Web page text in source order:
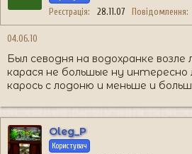
Реєстрація 28.11.07 Повідомлення
04.06.10
Был севодня на водохранке возле
карася не большые ну интересно
карось с лодоню и меньше и
Oleg_P
Користувач